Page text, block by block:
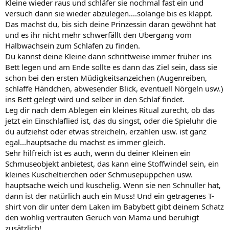
Kleine wieder raus und schläfer sie nochmal fast ein und
versuch dann sie wieder abzulegen....solange bis es klappt.
Das machst du, bis sich deine Prinzessin daran gewöhnt hat
und es ihr nicht mehr schwerfällt den Übergang vom
Halbwachsein zum Schlafen zu finden.
Du kannst deine Kleine dann schrittweise immer früher ins
Bett legen und am Ende sollte es dann das Ziel sein, dass sie
schon bei den ersten Müdigkeitsanzeichen (Augenreiben,
schlaffe Händchen, abwesender Blick, eventuell Nörgeln usw.)
ins Bett gelegt wird und selber in den Schlaf findet.
Leg dir nach dem Ablegen ein kleines Ritual zurecht, ob das
jetzt ein Einschlaflied ist, das du singst, oder die Spieluhr die
du aufziehst oder etwas streicheln, erzählen usw. ist ganz
egal...hauptsache du machst es immer gleich.
Sehr hilfreich ist es auch, wenn du deiner Kleinen ein
Schmuseobjekt anbietest, das kann eine Stoffwindel sein, ein
kleines Kuscheltierchen oder Schmusepüppchen usw.
hauptsache weich und kuschelig. Wenn sie nen Schnuller hat,
dann ist der natürlich auch ein Muss! Und ein getragenes T-
shirt von dir unter dem Laken im Babybett gibt deinem Schatz
den wohlig vertrauten Geruch von Mama und beruhigt
zusätzlich!